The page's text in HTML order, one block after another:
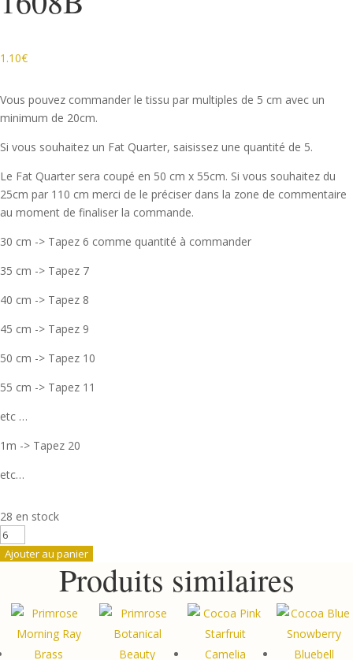
1.10€
Vous pouvez commander le tissu par multiples de 5 cm avec un
minimum de 20cm.
Si vous souhaitez un Fat Quarter, saisissez une quantité de 5.
Le Fat Quarter sera coupé en 50 cm x 55cm. Si vous souhaitez du
25cm par 110 cm merci de le préciser dans la zone de commentaire
au moment de finaliser la commande.
30 cm -> Tapez 6 comme quantité à commander
35 cm -> Tapez 7
40 cm -> Tapez 8
45 cm -> Tapez 9
50 cm -> Tapez 10
55 cm -> Tapez 11
etc …
1m -> Tapez 20
etc…
28 en stock
quantité
de
1608B
Ajouter au panier
Produits similaires